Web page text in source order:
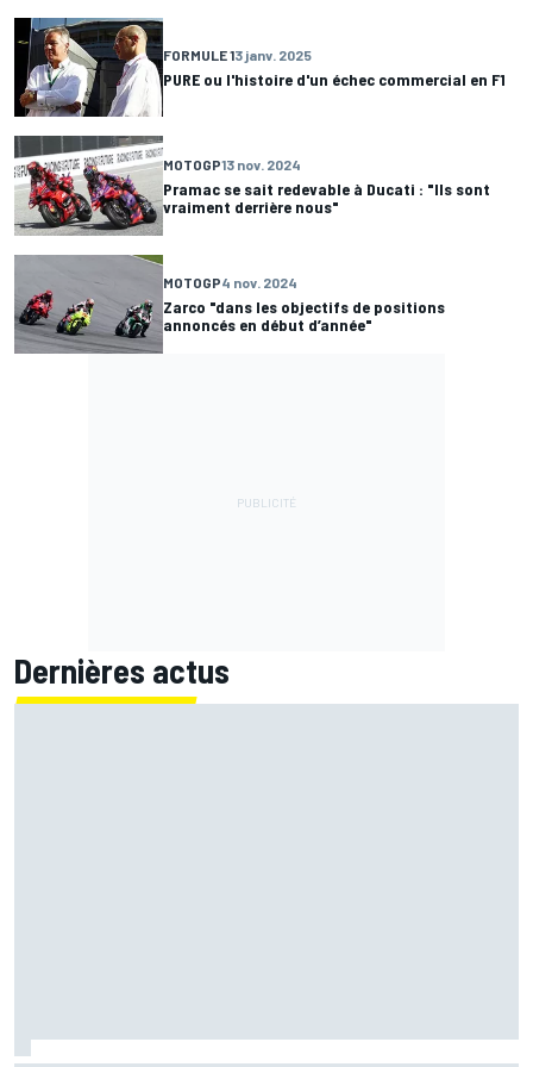
FORMULE 13 janv. 2025
PURE ou l'histoire d'un échec commercial en F1
MOTOGP13 nov. 2024
Pramac se sait redevable à Ducati : "Ils sont
vraiment derrière nous"
MOTOGP4 nov. 2024
Zarco "dans les objectifs de positions
annoncés en début d’année"
Dernières actus